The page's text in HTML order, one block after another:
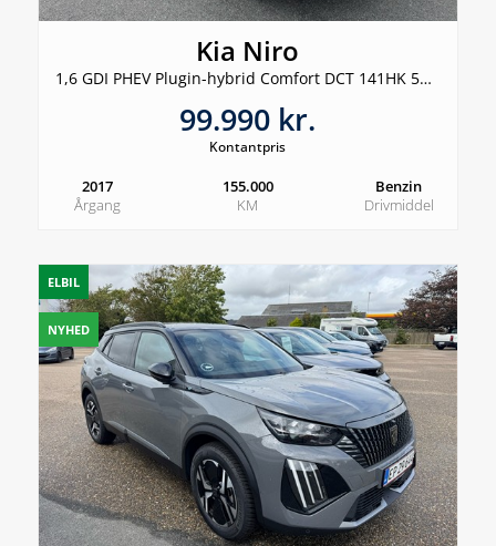
Kia Niro
1,6 GDI PHEV Plugin-hybrid Comfort DCT 141HK 5d 6g Aut.
99.990 kr.
Kontantpris
2017
Årgang
155.000
KM
Benzin
Drivmiddel
ELBIL
NYHED